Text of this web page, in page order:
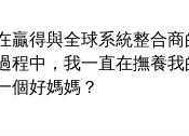
贏得與全球系統整合
程中，我一直在撫養
個好媽媽？